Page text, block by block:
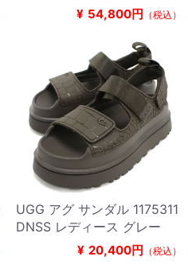
¥ 54,800円 （税込）
UGG アグ サンダル 1175311
DNSS レディース グレー
¥ 20,400円 （税込）